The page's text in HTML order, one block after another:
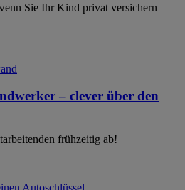
Sie Ihr Kind privat versichern
– clever über den
frühzeitig ab!